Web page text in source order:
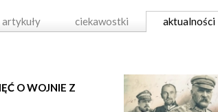
artykuły ciekawostki aktualności
O WOJNIE Z